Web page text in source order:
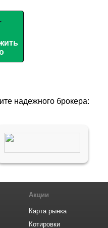
надежного брокера:
Акции
Карта рынка
Котировки